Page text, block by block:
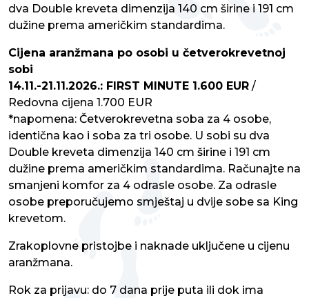
dva Double kreveta dimenzija 140 cm širine i 191 cm
dužine prema američkim standardima.
Cijena aranžmana po osobi u četverokrevetnoj
sobi
14.11.-21.11.2026.: FIRST MINUTE 1.600 EUR /
Redovna cijena 1.700 EUR
*napomena: Četverokrevetna soba za 4 osobe,
identična kao i soba za tri osobe. U sobi su dva
Double kreveta dimenzija 140 cm širine i 191 cm
dužine prema američkim standardima. Računajte na
smanjeni komfor za 4 odrasle osobe. Za odrasle
osobe preporučujemo smještaj u dvije sobe sa King
krevetom.
Zrakoplovne pristojbe i naknade uključene u cijenu
aranžmana.
Rok za prijavu: do 7 dana prije puta ili dok ima